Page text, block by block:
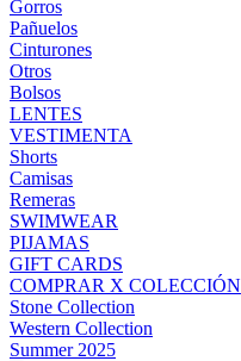
Gorros
Pañuelos
Cinturones
Otros
Bolsos
LENTES
VESTIMENTA
Shorts
Camisas
Remeras
SWIMWEAR
PIJAMAS
GIFT CARDS
COMPRAR X COLECCIÓN
Stone Collection
Western Collection
Summer 2025